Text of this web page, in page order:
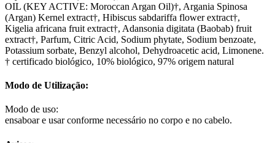
OIL (KEY ACTIVE: Moroccan Argan Oil)†, Argania Spinosa
(Argan) Kernel extract†, Hibiscus sabdariffa flower extract†,
Kigelia africana fruit extract†, Adansonia digitata (Baobab) fruit
extract†, Parfum, Citric Acid, Sodium phytate, Sodium benzoate,
Potassium sorbate, Benzyl alcohol, Dehydroacetic acid, Limonene.
† certificado biológico, 10% biológico, 97% origem natural
Modo de Utilização:
Modo de uso:
ensaboar e usar conforme necessário no corpo e no cabelo.